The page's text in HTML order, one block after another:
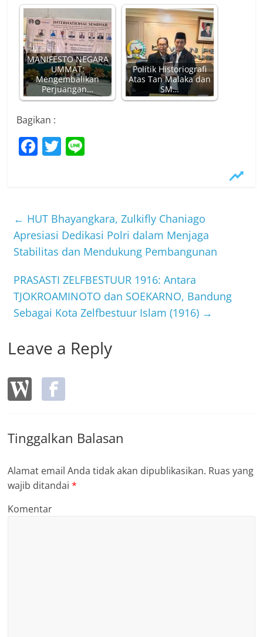
MANIFESTO NEGARA
UMMAT:
Mengembalikan
Perjuangan…
Politik Historiografi
Atas Tan Malaka dan
SM…
Bagikan :
F
b
o
o
k
T
← HUT Bhayangkara, Zulkifly Chaniago
Apresiasi Dedikasi Polri dalam Menjaga
Stabilitas dan Mendukung Pembangunan
PRASASTI ZELFBESTUUR 1916: Antara
TJOKROAMINOTO dan SOEKARNO, Bandung
Sebagai Kota Zelfbestuur Islam (1916) →
Leave a Reply
Tinggalkan Balasan
Alamat email Anda tidak akan dipublikasikan. Ruas yang
wajib ditandai*
Komentar